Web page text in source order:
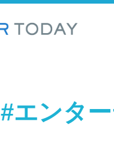
#エンタ